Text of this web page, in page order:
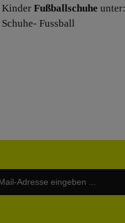
Kinder Fußballschuhe unter:
Fussball